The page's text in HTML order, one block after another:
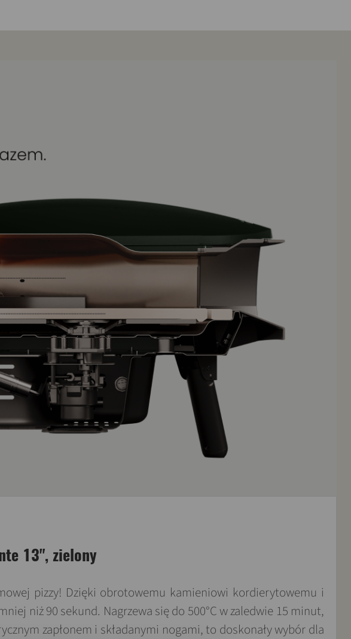
13", zielony
pizzy! Dzięki obrotowemu kamieniowi kordierytowemu i
niż 90 sekund. Nagrzewa się do 500°C w zaledwie 15 minut,
zapłonem i składanymi nogami, to doskonały wybór dla